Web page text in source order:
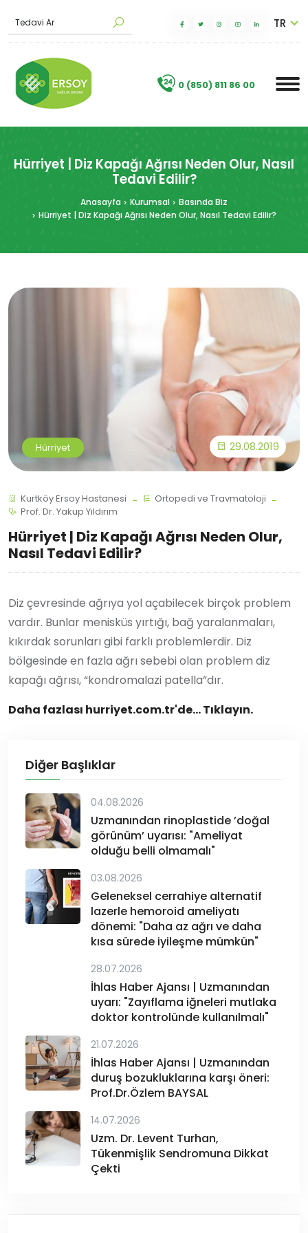
0 (850) 811 86 00
.
Tedavi Ar TR
Hürriyet | Diz Kapağı Ağrısı Neden Olur, Nasıl
Tedavi Edilir?
Anasayfa Kurumsal
Basında Biz
Hürriyet | Diz Kapağı Ağrısı Neden Olur, Nasıl Tedavi Edilir?
29.08.2019
Hürriyet
Kurtköy Ersoy Hastanesi
Ortopedi ve Travmatoloji
Prof. Dr. Yakup Yıldırım
Hürriyet | Diz Kapağı Ağrısı Neden Olur,
Nasıl Tedavi Edilir?
Diz çevresinde ağrıya yol açabilecek birçok problem
vardır. Bunlar menisküs yırtığı, bağ yaralanmaları,
kıkırdak sorunları gibi farklı problemlerdir. Diz
bölgesinde en fazla ağrı sebebi olan problem diz
kapağı ağrısı, “kondromalazi patella”dır.
Daha fazlası hurriyet.com.tr'de... Tıklayın.
Diğer Başlıklar
04.08.2026
Uzmanından rinoplastide ’doğal
görünüm’ uyarısı: "Ameliyat
olduğu belli olmamalı"
03.08.2026
Geleneksel cerrahiye alternatif
lazerle hemoroid ameliyatı
dönemi: "Daha az ağrı ve daha
kısa sürede iyileşme mümkün"
28.07.2026
İhlas Haber Ajansı | Uzmanından
uyarı: "Zayıflama iğneleri mutlaka
doktor kontrolünde kullanılmalı"
21.07.2026
İhlas Haber Ajansı | Uzmanından
duruş bozukluklarına karşı öneri:
Prof.Dr.Özlem BAYSAL
14.07.2026
Uzm. Dr. Levent Turhan,
Tükenmişlik Sendromuna Dikkat
Çekti